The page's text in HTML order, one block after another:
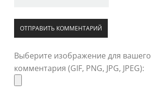
Выберите изображение для вашего
комментария (GIF, PNG, JPG, JPEG):